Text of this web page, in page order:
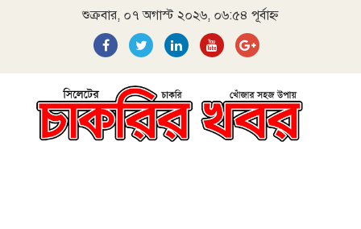
শুক্রবার, ০৭ অগাস্ট ২০২৬, ০৬:৫৪ পূর্বাহ্ন